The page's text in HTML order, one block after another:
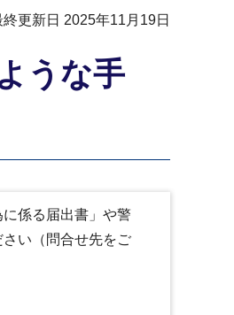
終更新日 2025年11月19日
うな手
係る届出書」や警
い（問合せ先をご